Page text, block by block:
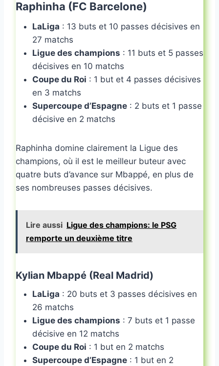
Raphinha (FC Barcelone)
LaLiga : 13 buts et 10 passes décisives en
27 matchs
Ligue des champions : 11 buts et 5 passes
décisives en 10 matchs
Coupe du Roi : 1 but et 4 passes décisives
en 3 matchs
Supercoupe d’Espagne : 2 buts et 1 passe
décisive en 2 matchs
Raphinha domine clairement la Ligue des
champions, où il est le meilleur buteur avec
quatre buts d’avance sur Mbappé, en plus de
ses nombreuses passes décisives.
Lire aussi Ligue des champions: le PSG
remporte un deuxième titre
Kylian Mbappé (Real Madrid)
LaLiga : 20 buts et 3 passes décisives en
26 matchs
Ligue des champions : 7 buts et 1 passe
décisive en 12 matchs
Coupe du Roi : 1 but en 2 matchs
Supercoupe d’Espagne : 1 but en 2